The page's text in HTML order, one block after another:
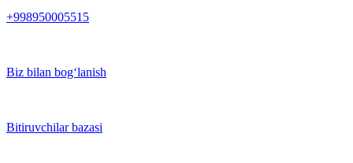
+998950005515
Biz bilan bog‘lanish
Bitiruvchilar bazasi